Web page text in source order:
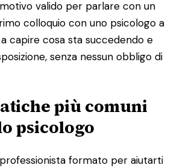
valido per parlare con un
colloquio con uno psicologo a
capire cosa sta succedendo e
senza nessun obbligo di
più comuni
psicologo
formato per aiutarti